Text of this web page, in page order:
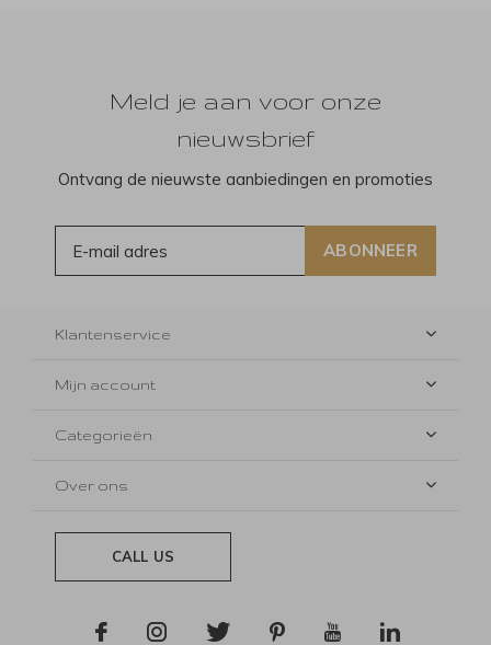
Meld je aan voor onze
nieuwsbrief
Ontvang de nieuwste aanbiedingen en promoties
ABONNEER
Klantenservice
Mijn account
Categorieën
Over ons
CALL US